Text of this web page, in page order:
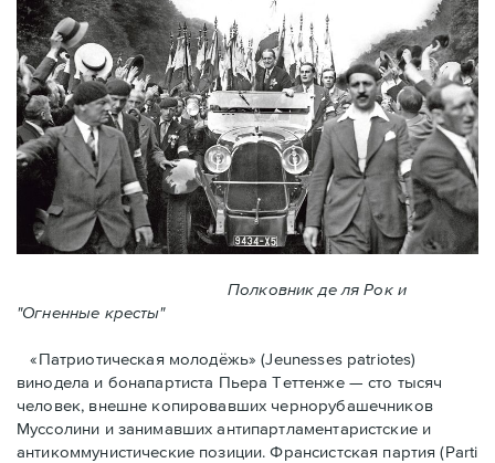
Полковник де ля Рок и
"Огненные кресты"
«Патриотическая молодёжь» (Jeunesses patriotes)
винодела и бонапартиста Пьера Тeттенже — cто тысяч
человек, внешне копировавших чернорубашечников
Муссолини и занимавших антипартламентаристские и
антикоммунистические позиции. Франсистская партия (Parti